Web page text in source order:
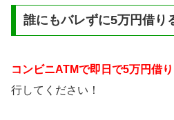
誰にもバレずに5万円借り
コンビニATMで即日で5万円借
行してください！